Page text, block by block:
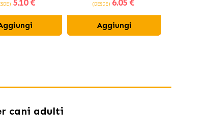
5.10 € (DESDE) 6.05 €
Aggiungi
cani adulti